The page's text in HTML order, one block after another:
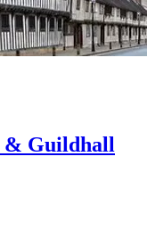
& Guildhall